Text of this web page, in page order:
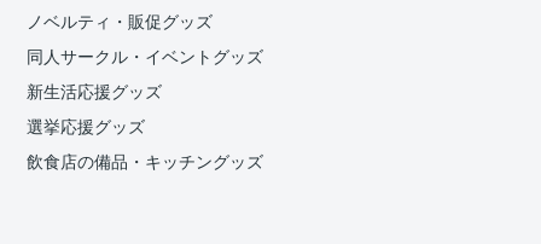
ノベルティ・販促グッズ
同人サークル・イベントグッズ
新生活応援グッズ
選挙応援グッズ
飲食店の備品・キッチングッズ